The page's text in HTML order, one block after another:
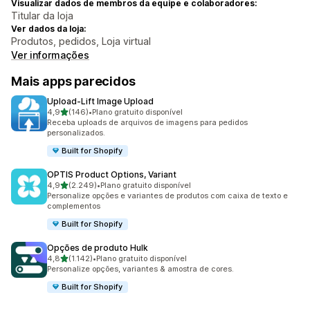
Visualizar dados de membros da equipe e colaboradores:
Titular da loja
Ver dados da loja:
Produtos, pedidos, Loja virtual
Ver informações
Mais apps parecidos
Upload‑Lift Image Upload
4,9de 5 estrelas
(146)
146 avaliações ao todo
•Plano gratuito disponível
Receba uploads de arquivos de imagens para pedidos
personalizados.
Built for Shopify
OPTIS Product Options, Variant
4,9de 5 estrelas
(2.249)
2249 avaliações ao todo
•Plano gratuito disponível
Personalize opções e variantes de produtos com caixa de texto e
complementos
Built for Shopify
Opções de produto Hulk
4,8de 5 estrelas
(1.142)
1142 avaliações ao todo
•Plano gratuito disponível
Personalize opções, variantes & amostra de cores.
Built for Shopify